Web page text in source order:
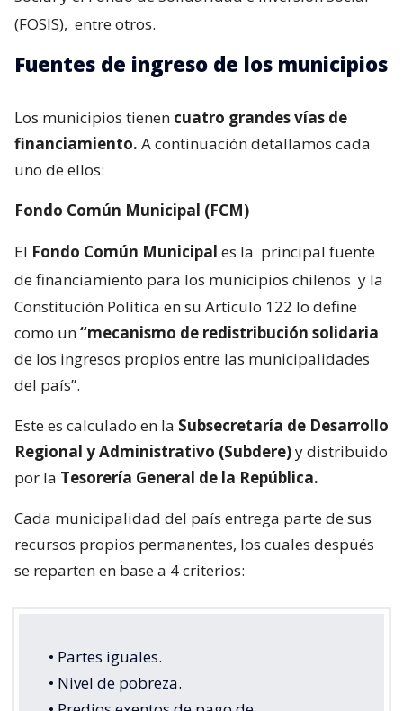
(FOSIS), entre otros.
Fuentes de ingreso de los municipios
Los municipios tienen cuatro grandes vías de
financiamiento. A continuación detallamos cada
uno de ellos:
Fondo Común Municipal (FCM)
El Fondo Común Municipal es la principal fuente
de financiamiento para los municipios chilenos y la
Constitución Política en su Artículo 122 lo define
como un“mecanismo de redistribución solidaria
de los ingresos propios entre las municipalidades
del país”.
Este es calculado en la Subsecretaría de Desarrollo
Regional y Administrativo (Subdere)y distribuido
por la Tesorería General de la República.
Cada municipalidad del país entrega parte de sus
recursos propios permanentes, los cuales después
se reparten en base a 4 criterios:
• Partes iguales.
• Nivel de pobreza.